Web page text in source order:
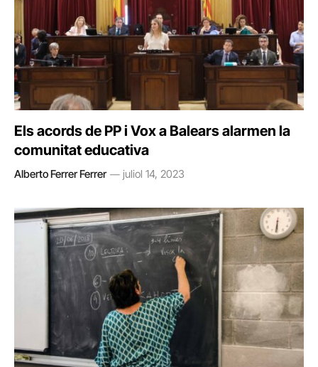
Els acords de PP i Vox a Balears alarmen la
comunitat educativa
Alberto Ferrer Ferrer juliol 14, 2023